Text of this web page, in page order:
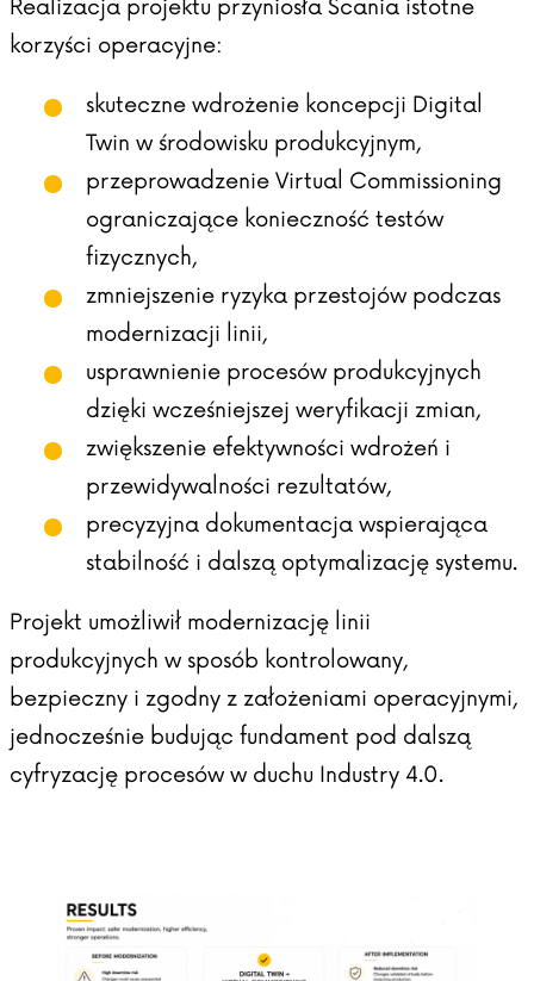
Realizacja projektu przyniosła Scania istotne
korzyści operacyjne:
skuteczne wdrożenie koncepcji Digital
Twin w środowisku produkcyjnym,
przeprowadzenie Virtual Commissioning
ograniczające konieczność testów
fizycznych,
zmniejszenie ryzyka przestojów podczas
modernizacji linii,
usprawnienie procesów produkcyjnych
dzięki wcześniejszej weryfikacji zmian,
zwiększenie efektywności wdrożeń i
przewidywalności rezultatów,
precyzyjna dokumentacja wspierająca
stabilność i dalszą optymalizację systemu.
Projekt umożliwił modernizację linii
produkcyjnych w sposób kontrolowany,
bezpieczny i zgodny z założeniami operacyjnymi,
jednocześnie budując fundament pod dalszą
cyfryzację procesów w duchu Industry 4.0.